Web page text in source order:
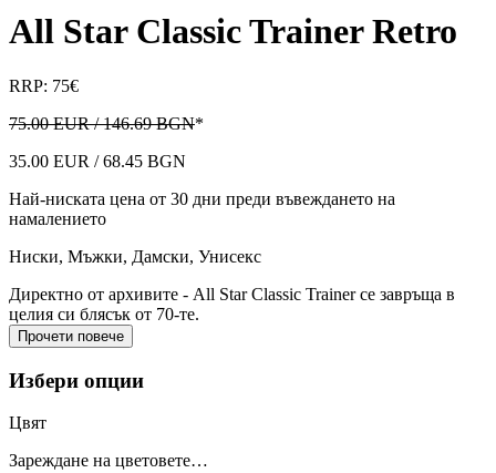
All Star Classic Trainer Retro
RRP: 75€
75.00 EUR / 146.69 BGN*
35.00 EUR / 68.45 BGN
Най-ниската цена от 30 дни преди въвеждането на
намалението
Ниски, Мъжки, Дамски, Унисекс
Директно от архивите - All Star Classic Trainer се завръща в
целия си блясък от 70-те.
Прочети повече
Избери опции
Цвят
Зареждане на цветовете…